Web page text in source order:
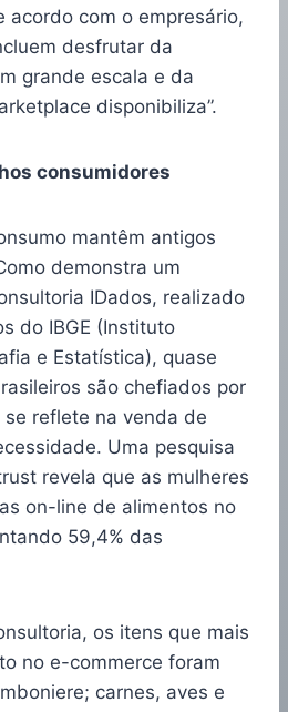
acordo com o empresário,
desfrutar da
grande escala e da
disponibiliza”.
consumidores
mantêm antigos
demonstra um
IDados, realizado
do IBGE (Instituto
e Estatística), quase
são chefiados por
reflete na venda de
Uma pesquisa
revela que as mulheres
on-line de alimentos no
59,4% das
os itens que mais
no e-commerce foram
carnes, aves e